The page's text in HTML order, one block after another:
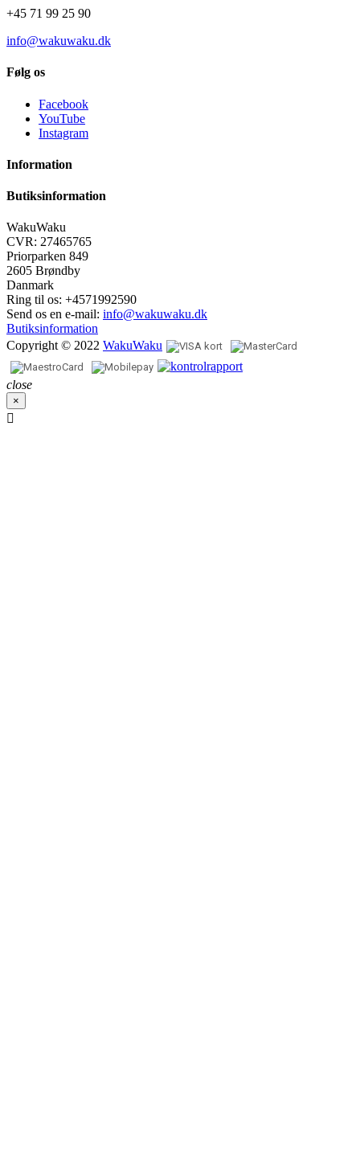
+45 71 99 25 90
info@wakuwaku.dk
Følg os
Facebook
YouTube
Instagram
Information
Butiksinformation
WakuWaku
CVR: 27465765
Priorparken 849
2605 Brøndby
Danmark
Ring til os: +4571992590
Send os en e-mail: info@wakuwaku.dk
Butiksinformation
Copyright © 2022 WakuWaku
close
×
